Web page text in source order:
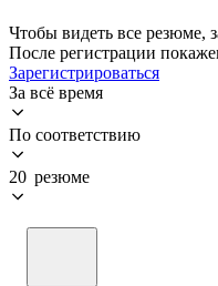
Чтобы видеть все резюме,
После регистрации
Зарегистрироваться
За всё время
По соответствию
20 резюме